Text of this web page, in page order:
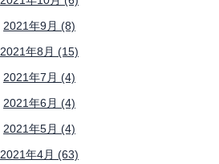
2021年9月 (8)
2021年8月 (15)
2021年7月 (4)
2021年6月 (4)
2021年5月 (4)
2021年4月 (63)